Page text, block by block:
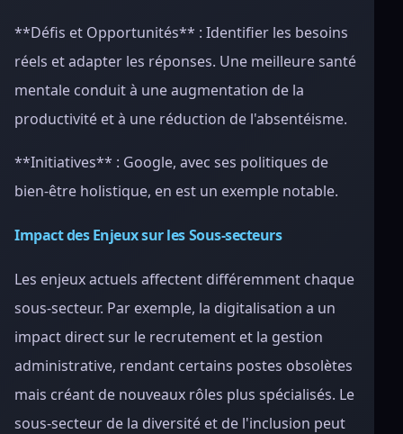
**Défis et Opportunités** : Identifier les besoins
réels et adapter les réponses. Une meilleure santé
mentale conduit à une augmentation de la
productivité et à une réduction de l'absentéisme.
**Initiatives** : Google, avec ses politiques de
bien-être holistique, en est un exemple notable.
Impact des Enjeux sur les Sous-secteurs
Les enjeux actuels affectent différemment chaque
sous-secteur. Par exemple, la digitalisation a un
impact direct sur le recrutement et la gestion
administrative, rendant certains postes obsolètes
mais créant de nouveaux rôles plus spécialisés. Le
sous-secteur de la diversité et de l'inclusion peut